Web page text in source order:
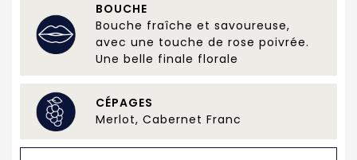
BOUCHE
Bouche fraîche et savoureuse,
avec une touche de rose poivrée.
Une belle finale florale
CÉPAGES
Merlot, Cabernet Franc